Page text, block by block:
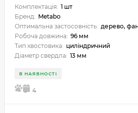
Комплектація: 1 шт
Бренд: Metabo
Оптимальна застосовність: дерево,
Робоча довжина: 96 мм
Тип хвостовика: циліндричний
Діаметр свердла: 13 мм
В НАЯВНОСТІ
5 4